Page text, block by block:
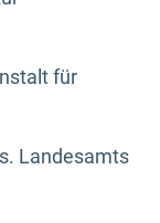
für
Landesamts